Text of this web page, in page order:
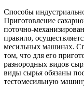
Способы
Приготовление
поточно-
правило,
месильных машинах.
том, что для его
разнородных видов
виды сырья обязаны
тестомесильную